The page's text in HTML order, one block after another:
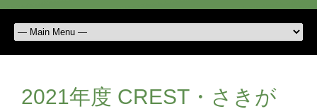
2021年度 CREST・さきが